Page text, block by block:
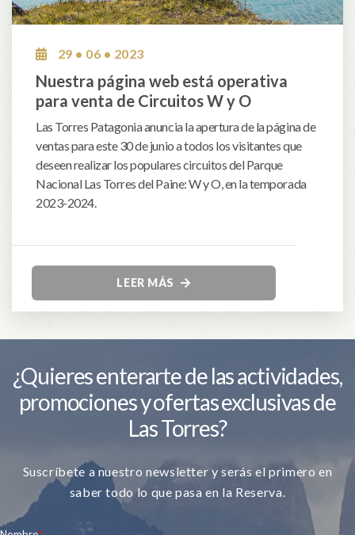
29 • 06 • 2023
Nuestra página web está operativa
para venta de Circuitos W y O
Las Torres Patagonia anuncia la apertura de la página de
ventas para este 30 de junio a todos los visitantes que
deseen realizar los populares circuitos del Parque
Nacional Las Torres del Paine: W y O, en la temporada
2023-2024.
LEER MÁS
¿Quieres enterarte de las actividades,
promociones y ofertas exclusivas de
Las Torres?
Suscríbete a nuestro newsletter y serás el primero en
saber todo lo que pasa en la Reserva.